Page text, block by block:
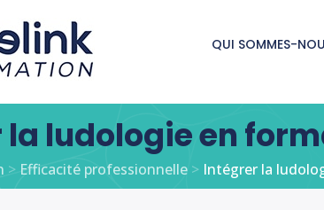
QUI SOMMES-
la ludologie en
> Efficacité professionnelle > Intégrer la